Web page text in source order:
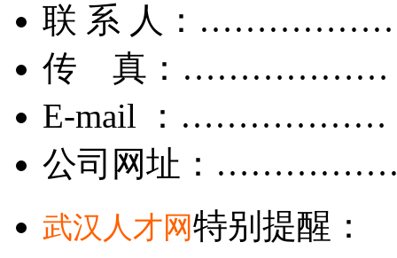
联 系 人：
传 真：………………
E-mail ：………………
公司网址：
武汉人才网特别提醒：